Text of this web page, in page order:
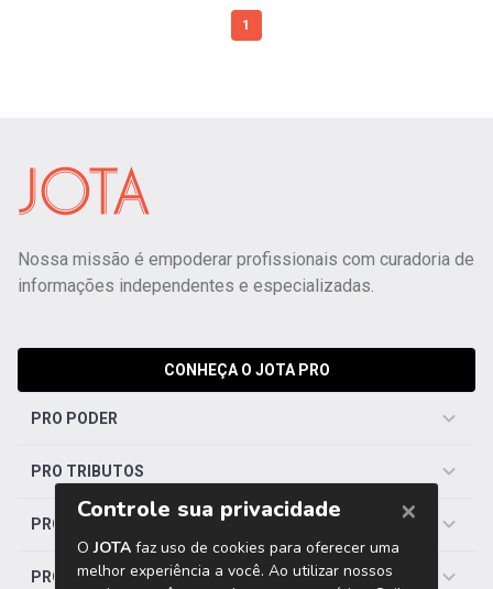
1
Nossa missão é empoderar profissionais com curadoria de
informações independentes e especializadas.
CONHEÇA O JOTA PRO
PRO PODER
PRO TRIBUTOS
PRO TRABALHISTA
PRO SAÚDE